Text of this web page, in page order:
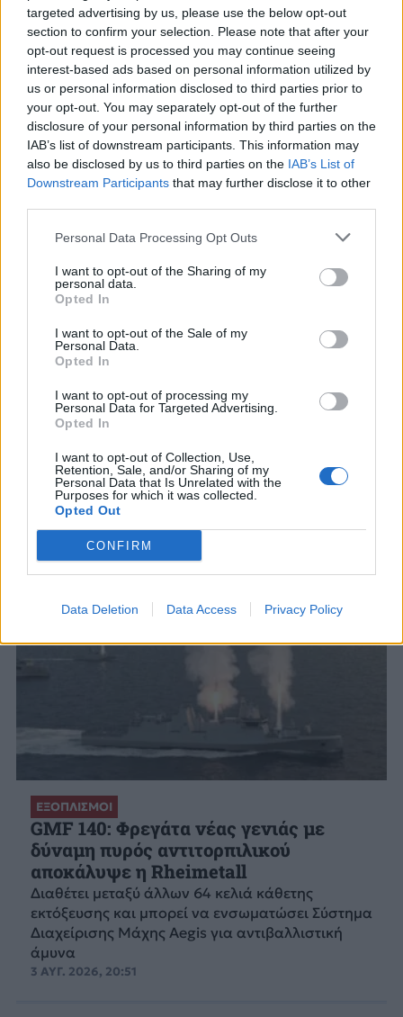
targeted advertising by us, please use the below opt-out
section to confirm your selection. Please note that after your
opt-out request is processed you may continue seeing
interest-based ads based on personal information utilized by
us or personal information disclosed to third parties prior to
your opt-out. You may separately opt-out of the further
disclosure of your personal information by third parties on the
IAB’s list of downstream participants. This information may
also be disclosed by us to third parties on the IAB’s List of
Downstream Participants that may further disclose it to other
Personal Data Processing Opt Outs
I want to opt-out of the Sharing of my
personal data.
Opted In
I want to opt-out of the Sale of my
Personal Data.
Opted In
I want to opt-out of processing my
Personal Data for Targeted Advertising.
Opted In
I want to opt-out of Collection, Use,
Retention, Sale, and/or Sharing of my
Personal Data that Is Unrelated with the
Purposes for which it was collected.
Opted Out
CONFIRM
Data Deletion Data Access Privacy Policy
ΣΧΕΤΙΚΑ ΑΡΘΡΑ
ΚΟΣΜΟΣ
Θέουτα: Τους 75 έφτασαν οι νεκροί
72.000 άτομα μπήκαν παράνομα
«Ο χώρος Σένγκεν δεν τέθηκε ποτέ σε κίνδυνο,
Ισπανός υπουργός Εσωτερικών
4 ΑΥΓ. 2026, 16:30
ΕΞΟΠΛΙΣΜΟΙ
GMF 140: Φρεγάτα νέας γενιάς με
δύναμη πυρός αντιτορπιλικού
αποκάλυψε η Rheimetall
Διαθέτει μεταξύ άλλων 64 κελιά κάθετης
εκτόξευσης και μπορεί να ενσωματώσει Σύστημα
Διαχείρισης Μάχης Aegis για αντιβαλλιστική
άμυνα
3 ΑΥΓ. 2026, 20:51